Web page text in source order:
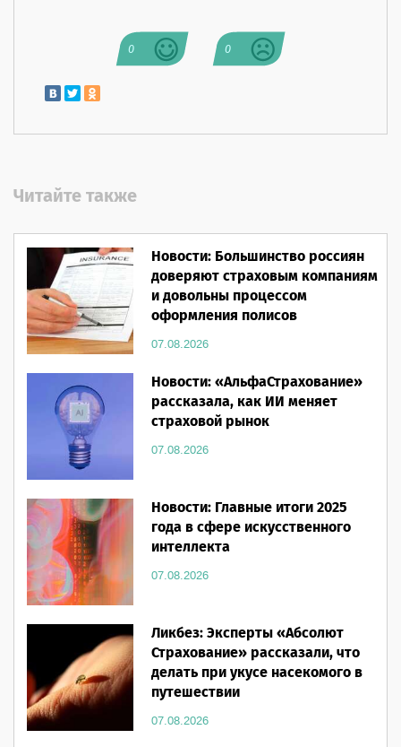
0 0
Читайте также
Новости: Большинство россиян
доверяют страховым компаниям
и довольны процессом
оформления полисов
07.08.2026
Новости: «АльфаСтрахование»
рассказала, как ИИ меняет
страховой рынок
07.08.2026
Новости: Главные итоги 2025
года в сфере искусственного
интеллекта
07.08.2026
Ликбез: Эксперты «Абсолют
Страхование» рассказали, что
делать при укусе насекомого в
путешествии
07.08.2026